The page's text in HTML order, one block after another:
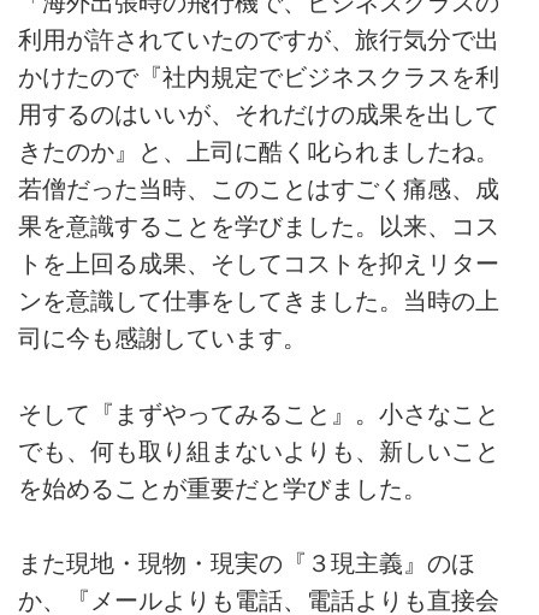
利用が許されていたのですが、旅行気分で出
かけたので『社内規定でビジネスクラスを利
用するのはいいが、それだけの成果を出して
きたのか』と、上司に酷く叱られましたね。
若僧だった当時、このことはすごく痛感、成
果を意識することを学びました。以来、コス
トを上回る成果、そしてコストを抑えリター
ンを意識して仕事をしてきました。当時の上
司に今も感謝しています。
そして『まずやってみること』。小さなこと
でも、何も取り組まないよりも、新しいこと
を始めることが重要だと学びました。
また現地・現物・現実の『３現主義』のほ
か、『メールよりも電話、電話よりも直接会